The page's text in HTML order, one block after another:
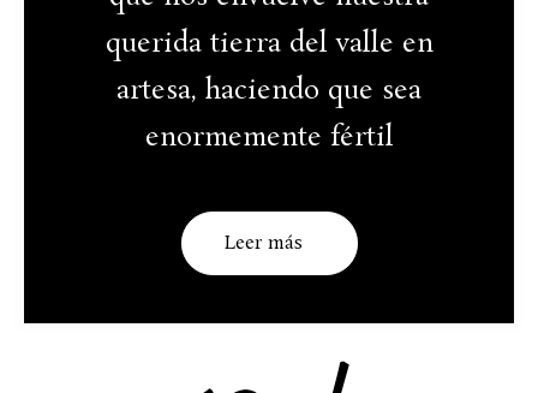
querida tierra del valle en
artesa, haciendo que sea
enormemente fértil
Leer más